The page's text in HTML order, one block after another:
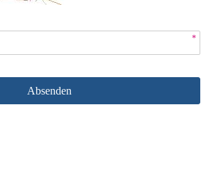
*
Absenden